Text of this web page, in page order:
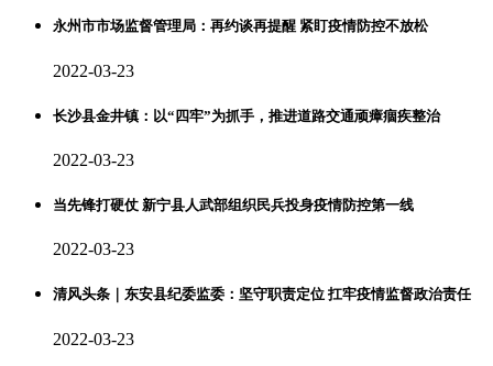
永州市市场监督管理局：再约谈再提醒 紧盯疫情防控不放松
2022-03-23
长沙县金井镇：以“四牢”为抓手，推进道路交通顽瘴痼疾整治
2022-03-23
当先锋打硬仗 新宁县人武部组织民兵投身疫情防控第一线
2022-03-23
清风头条｜东安县纪委监委：坚守职责定位 扛牢疫情监督政治责任
2022-03-23